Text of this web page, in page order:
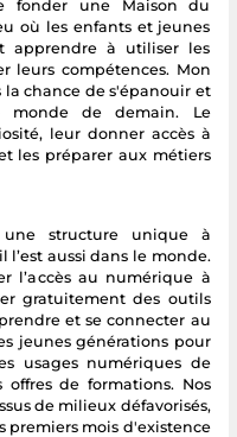
fonder une Maison du
où les enfants et jeunes
apprendre à utiliser les
leurs compétences. Mon
la chance de s'épanouir et
de demain. Le
leur donner accès à
les préparer aux métiers
structure unique à
l’est aussi dans le monde.
l’accès au numérique à
gratuitement des outils
et se connecter au
jeunes générations pour
usages numériques de
offres de formations. Nos
de milieux défavorisés,
premiers mois d'existence